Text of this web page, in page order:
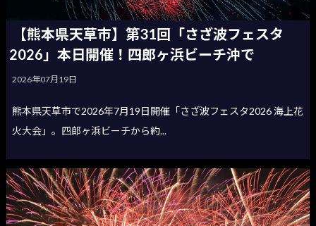
【熊本県天草市】第31回「さざ波フェスタ
2026」本日開催！四郎ヶ浜ビーチ沖で
2026年07月19日
熊本県天草市で2026年7月19日開催「さざ波フェスタ2026 海上花
火大会」。四郎ヶ浜ビーチから約...